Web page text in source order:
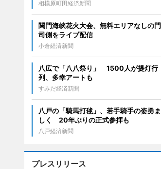
相模原町田経済新聞
関門海峡花火大会、無料エリアなしの門
司側をライブ配信
小倉経済新聞
八広で「八八祭り」 1500人が提灯行
列、多幸アートも
すみだ経済新聞
八戸の「騎馬打毬」、若手騎手の姿勇ま
しく 20年ぶりの正式参拝も
八戸経済新聞
プレスリリース